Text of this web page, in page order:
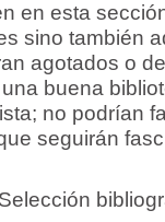
en esta
sino también
agotados o
buena
no podrían
seguirán
Selección